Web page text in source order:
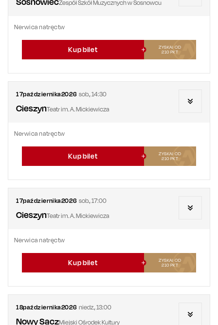
Zespół Szkół Muzycznych w Sosnowcu
Nerwica natręctw
Kup bilet
ZYSKAJ OD
210 PKT
17października2026 sob.,14:30
CieszynTeatr im. A. Mickiewicza
Nerwica natręctw
Kup bilet
ZYSKAJ OD
210 PKT
17października2026 sob.,17:00
CieszynTeatr im. A. Mickiewicza
Nerwica natręctw
Kup bilet
ZYSKAJ OD
210 PKT
18października2026 niedz.,13:00
Nowy SączMiejski Ośrodek Kultury